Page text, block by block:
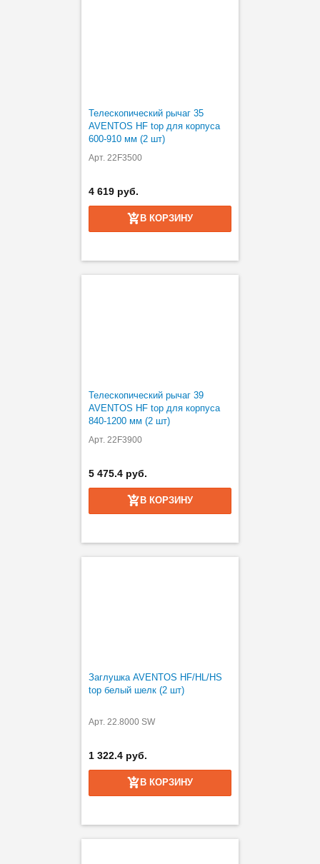
Телескопический рычаг 35
AVENTOS HF top для корпуса
600-910 мм (2 шт)
Арт. 22F3500
4 619 руб.
В КОРЗИНУ
Телескопический рычаг 39
AVENTOS HF top для корпуса
840-1200 мм (2 шт)
Арт. 22F3900
5 475.4 руб.
В КОРЗИНУ
Заглушка AVENTOS HF/HL/HS
top белый шелк (2 шт)
Арт. 22.8000 SW
1 322.4 руб.
В КОРЗИНУ